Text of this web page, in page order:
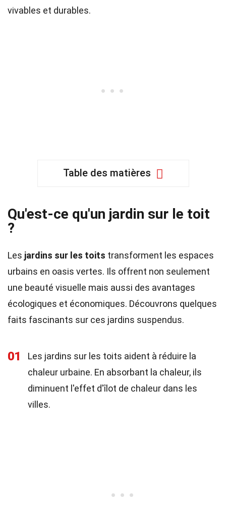
vivables et durables.
Table des matières
Qu'est-ce qu'un jardin sur le toit
?
Les jardins sur les toits transforment les espaces
urbains en oasis vertes. Ils offrent non seulement
une beauté visuelle mais aussi des avantages
écologiques et économiques. Découvrons quelques
faits fascinants sur ces jardins suspendus.
01
Les jardins sur les toits aident à réduire la
chaleur urbaine. En absorbant la chaleur, ils
diminuent l'effet d'îlot de chaleur dans les
villes.